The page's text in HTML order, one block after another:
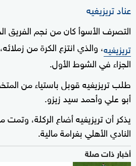
عناد تريزيغيه
التصرف الأسوأ كان من نجم الفريق
تريزيغيه، والذي انتزع الكرة من
الجزاء في الشوط الأول.
طلب تريزيغيه قوبل باستياء من
أبو علي وأحمد سيد زيزو.
يذكر أن تريزيغيه أضاع الركلة، وتمت
النادي الأهلي بغرامة مالية.
أخبار ذات صلة